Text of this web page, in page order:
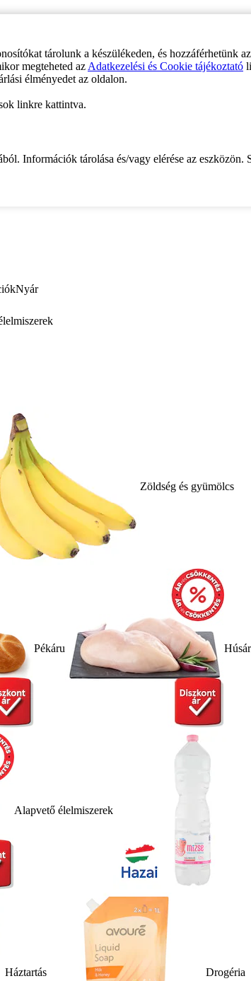
tárolunk a készülékeden, és hozzáférhetünk
megteheted az Adatkezelési és Cookie tájékoztató
élményedet az oldalon.
linkre kattintva.
Információk tárolása és/vagy elérése az eszközön.
Nyár
Zöldség és gyümölcs
Pékáru
Alapvető élelmiszerek
Háztartás Drogéria